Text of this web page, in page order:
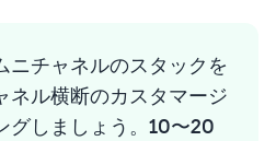
ニチャネルのスタックを
ネル横断のカスタマージ
グしましょう。10〜20